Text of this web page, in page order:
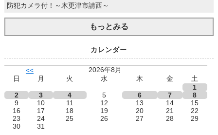
防犯カメラ付！～木更津市請西～
もっとみる
カレンダー
<<
2026年8月
日
月 火 水 木 金
土
1
2
3 4 5 6 7
8
9
10 11 12 13 14
15
16
17 18 19 20 21
22
23
24 25 26 27 28
29
30
31